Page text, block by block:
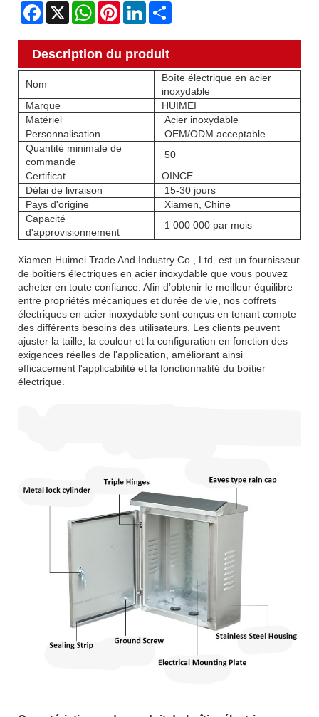
Facebook
X WhatsAppPinterestLinkedIn
Description du produit
Nom
Boîte électrique en acier
inoxydable
Marque
HUIMEI
Matériel
Acier inoxydable
Personnalisation
OEM/ODM acceptable
Quantité minimale de
commande
50
Certificat
OINCE
Délai de livraison
15-30 jours
Pays d'origine
Xiamen, Chine
Capacité
d'approvisionnement
1 000 000 par mois
Xiamen Huimei Trade And Industry Co., Ltd. est un fournisseur
de boîtiers électriques en acier inoxydable que vous pouvez
acheter en toute confiance. Afin d’obtenir le meilleur équilibre
entre propriétés mécaniques et durée de vie, nos coffrets
électriques en acier inoxydable sont conçus en tenant compte
des différents besoins des utilisateurs. Les clients peuvent
ajuster la taille, la couleur et la configuration en fonction des
exigences réelles de l'application, améliorant ainsi
efficacement l'applicabilité et la fonctionnalité du boîtier
électrique.